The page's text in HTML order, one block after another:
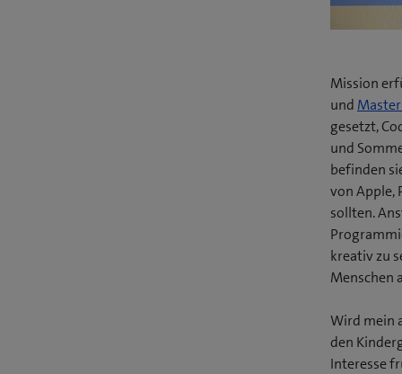
Mission
und
gesetzt,
und
befinden
von Apple,
sollten.
kreativ zu
Menschen
Wird mein
den
Interesse